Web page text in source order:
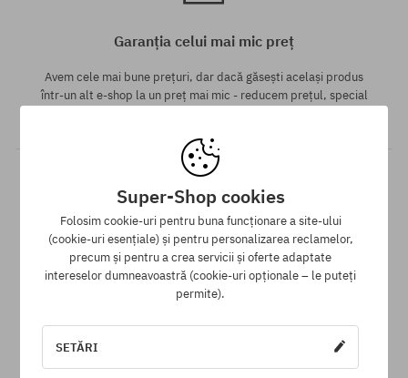
Garanția celui mai mic preț
Avem cele mai bune prețuri, dar dacă găsești același produs
într-un alt e-shop la un preț mai mic - reducem prețul, special
30 zile pentru returnarea mărfii
Pentru returnarea produsului ai la dispoziție 30 zile de la data
Super-Shop cookies
Folosim cookie-uri pentru buna funcționare a site-ului
(cookie-uri esențiale) și pentru personalizarea reclamelor,
precum și pentru a crea servicii și oferte adaptate
intereselor dumneavoastră (cookie-uri opționale – le puteți
permite).
SETĂRI